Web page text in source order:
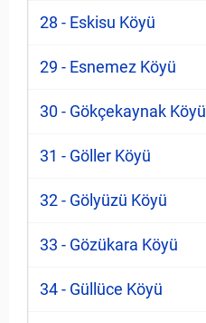
28 - Eskisu Köyü
29 - Esnemez Köyü
30 - Gökçekaynak Köyü
31 - Göller Köyü
32 - Gölyüzü Köyü
33 - Gözükara Köyü
34 - Güllüce Köyü